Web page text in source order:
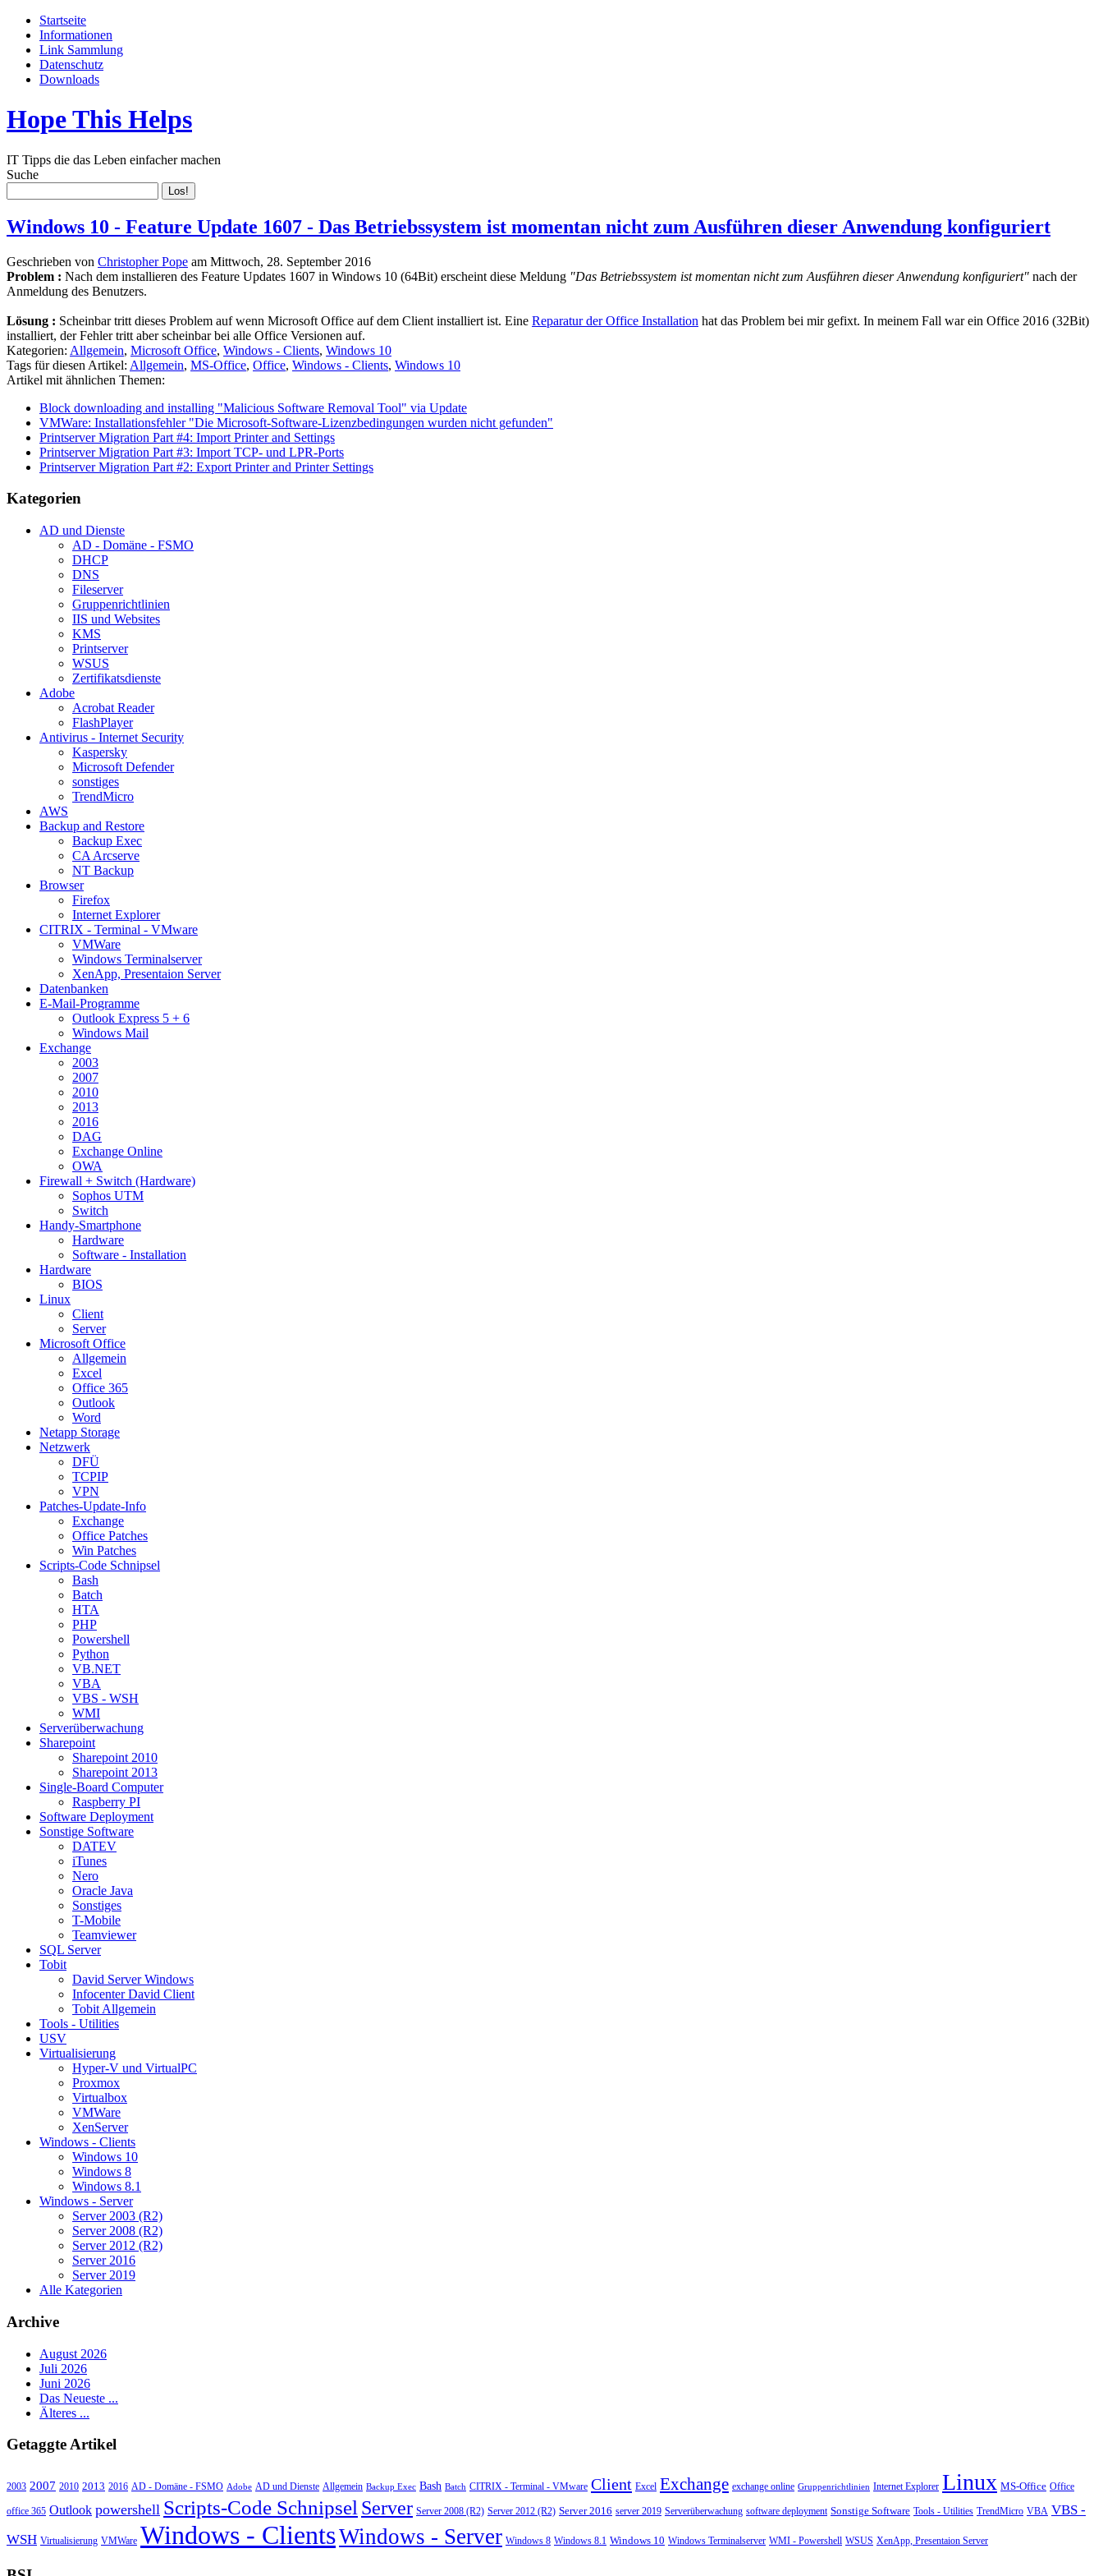
Startseite
Informationen
Link Sammlung
Datenschutz
Downloads
Hope This Helps
IT Tipps die das Leben einfacher machen
Suche
Windows 10 - Feature Update 1607 - Das Betriebssystem ist momentan nicht zum Ausführen dieser Anwendung konfiguriert
Geschrieben von Christopher Pope am Mittwoch, 28. September 2016
Problem : Nach dem installieren des Feature Updates 1607 in Windows 10 (64Bit) erscheint diese Meldung "Das Betriebssystem ist momentan nicht zum Ausführen dieser Anwendung konfiguriert" nach der
Anmeldung des Benutzers.
Lösung : Scheinbar tritt dieses Problem auf wenn Microsoft Office auf dem Client installiert ist. Eine Reparatur der Office Installation hat das Problem bei mir gefixt. In meinem Fall war ein Office 2016 (32Bit)
installiert, der Fehler tritt aber scheinbar bei alle Office Versionen auf.
Kategorien: Allgemein, Microsoft Office, Windows - Clients, Windows 10
Tags für diesen Artikel: Allgemein, MS-Office, Office, Windows - Clients, Windows 10
Artikel mit ähnlichen Themen:
Block downloading and installing "Malicious Software Removal Tool" via Update
VMWare: Installationsfehler "Die Microsoft-Software-Lizenzbedingungen wurden nicht gefunden"
Printserver Migration Part #4: Import Printer and Settings
Printserver Migration Part #3: Import TCP- und LPR-Ports
Printserver Migration Part #2: Export Printer and Printer Settings
Kategorien
AD und Dienste
AD - Domäne - FSMO
DHCP
DNS
Fileserver
Gruppenrichtlinien
IIS und Websites
KMS
Printserver
WSUS
Zertifikatsdienste
Adobe
Acrobat Reader
FlashPlayer
Antivirus - Internet Security
Kaspersky
Microsoft Defender
sonstiges
TrendMicro
AWS
Backup and Restore
Backup Exec
CA Arcserve
NT Backup
Browser
Firefox
Internet Explorer
CITRIX - Terminal - VMware
VMWare
Windows Terminalserver
XenApp, Presentaion Server
Datenbanken
E-Mail-Programme
Outlook Express 5 + 6
Windows Mail
Exchange
2003
2007
2010
2013
2016
DAG
Exchange Online
OWA
Firewall + Switch (Hardware)
Sophos UTM
Switch
Handy-Smartphone
Hardware
Software - Installation
Hardware
BIOS
Linux
Client
Server
Microsoft Office
Allgemein
Excel
Office 365
Outlook
Word
Netapp Storage
Netzwerk
DFÜ
TCPIP
VPN
Patches-Update-Info
Exchange
Office Patches
Win Patches
Scripts-Code Schnipsel
Bash
Batch
HTA
PHP
Powershell
Python
VB.NET
VBA
VBS - WSH
WMI
Serverüberwachung
Sharepoint
Sharepoint 2010
Sharepoint 2013
Single-Board Computer
Raspberry PI
Software Deployment
Sonstige Software
DATEV
iTunes
Nero
Oracle Java
Sonstiges
T-Mobile
Teamviewer
SQL Server
Tobit
David Server Windows
Infocenter David Client
Tobit Allgemein
Tools - Utilities
USV
Virtualisierung
Hyper-V und VirtualPC
Proxmox
Virtualbox
VMWare
XenServer
Windows - Clients
Windows 10
Windows 8
Windows 8.1
Windows - Server
Server 2003 (R2)
Server 2008 (R2)
Server 2012 (R2)
Server 2016
Server 2019
Alle Kategorien
Archive
August 2026
Juli 2026
Juni 2026
Das Neueste ...
Älteres ...
Getaggte Artikel
2003 2007 2010 2013 2016 AD - Domäne - FSMO Adobe AD und Dienste Allgemein Backup Exec Bash Batch CITRIX - Terminal - VMware Client Excel Exchange exchange online Gruppenrichtlinien Internet Explorer Linux MS-Office Office
office 365 Outlook powershell Scripts-Code SchnipselServer Server 2008 (R2) Server 2012 (R2) Server 2016 server 2019 Serverüberwachung software deployment Sonstige Software Tools - Utilities TrendMicro VBA VBS -
WSH Virtualisierung VMWare Windows - ClientsWindows - Server Windows 8 Windows 8.1 Windows 10 Windows Terminalserver WMI - Powershell WSUS XenApp, Presentaion Server